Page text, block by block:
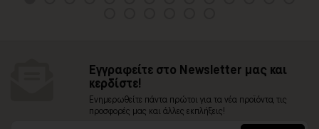
Εγγραφείτε στο Newsletter μας και
κερδίστε!
Ενημερωθείτε πάντα πρώτοι για τα νέα προϊόντα, τις
προσφορές μας και άλλες εκπλήξεις!